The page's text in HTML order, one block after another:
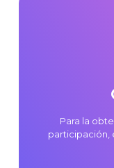
Para la
participación,